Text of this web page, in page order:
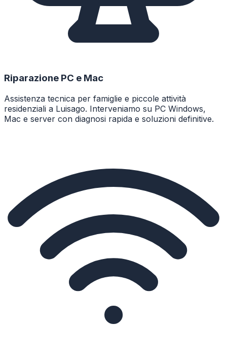
Riparazione PC e Mac
Assistenza tecnica per famiglie e piccole attività
residenziali a Luisago. Interveniamo su PC Windows,
Mac e server con diagnosi rapida e soluzioni definitive.